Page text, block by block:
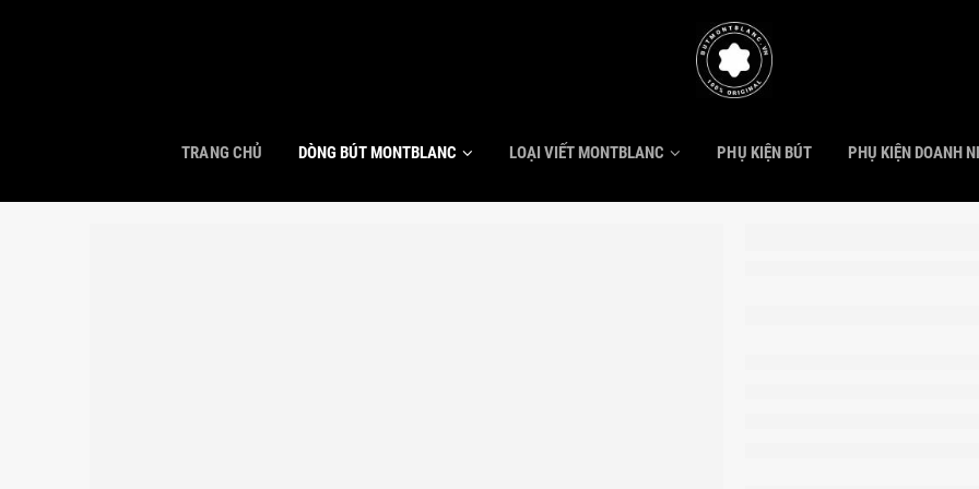
TRANG CHỦ DÒNG BÚT MONTBLANC LOẠI VIẾT MONTBLANC PHỤ KIỆN BÚT PHỤ KIỆN DOANH